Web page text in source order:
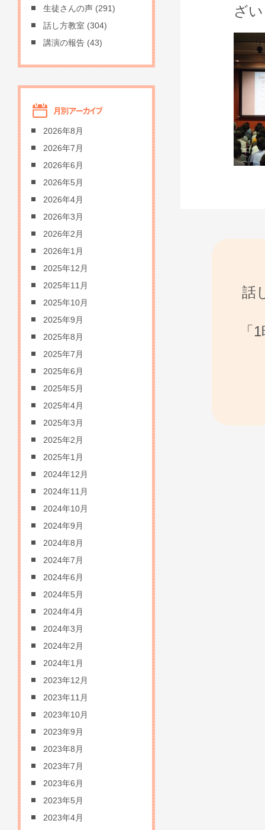
ざ
話
「
生徒さんの声 (291)
話し方教室 (304)
講演の報告 (43)
2026年8月
2026年7月
2026年6月
2026年5月
2026年4月
2026年3月
2026年2月
2026年1月
2025年12月
2025年11月
2025年10月
2025年9月
2025年8月
2025年7月
2025年6月
2025年5月
2025年4月
2025年3月
2025年2月
2025年1月
2024年12月
2024年11月
2024年10月
2024年9月
2024年8月
2024年7月
2024年6月
2024年5月
2024年4月
2024年3月
2024年2月
2024年1月
2023年12月
2023年11月
2023年10月
2023年9月
2023年8月
2023年7月
2023年6月
2023年5月
2023年4月